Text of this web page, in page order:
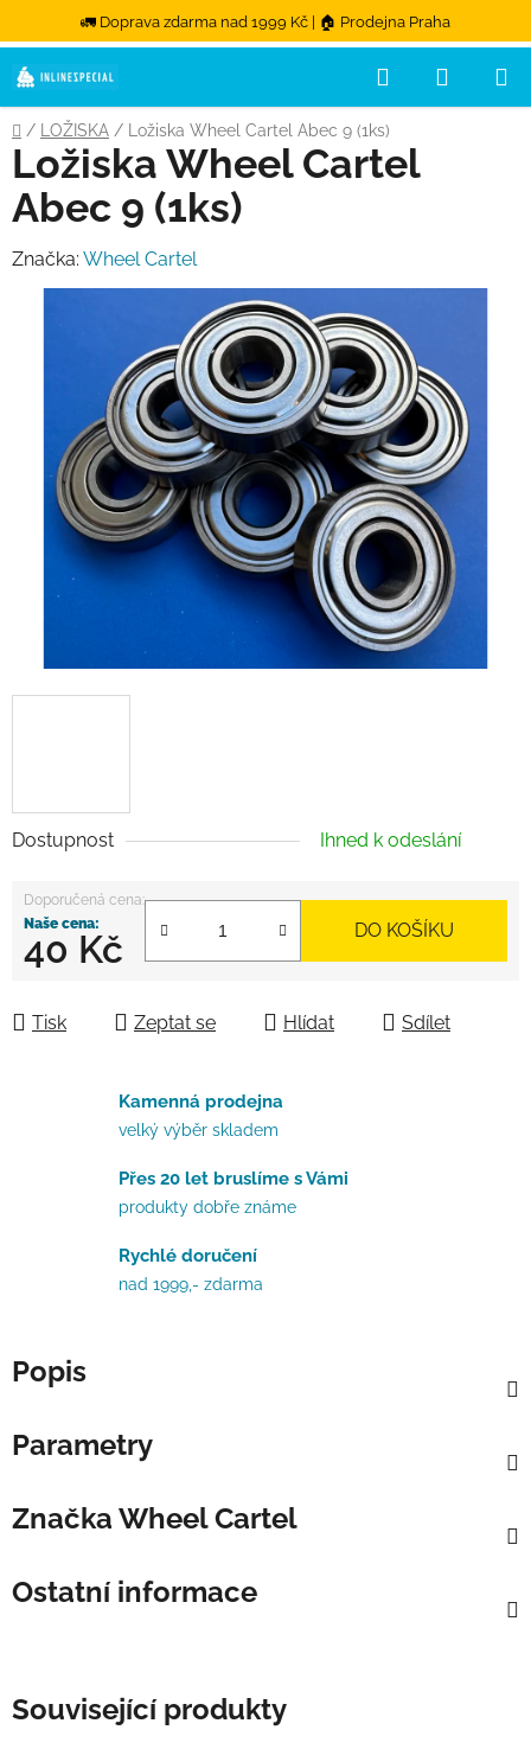
🚛 Doprava zdarma nad 1999 Kč | 🏠 Prodejna Praha
Přejít na obsah
Hledat
Domů
/ LOŽISKA / Ložiska Wheel Cartel Abec 9 (1ks)
Dostupnost Ihned k odeslání
40 Kč DO KOŠÍKU
Tisk Zeptat se Hlídat Sdílet
Ložiska Wheel Cartel
Abec 9 (1ks)
Značka: Wheel Cartel
Kamenná prodejna
velký výběr skladem
Přes 20 let bruslíme s Vámi
produkty dobře známe
Rychlé doručení
nad 1999,- zdarma
Popis
Parametry
Značka Wheel Cartel
Ostatní informace
Související produkty